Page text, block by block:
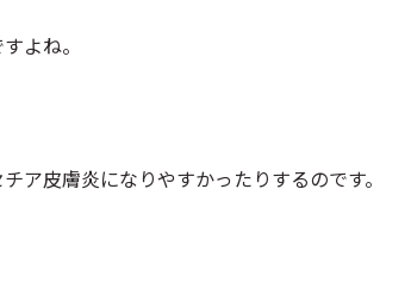
よね。
ア皮膚炎になりやすかったりするのです。